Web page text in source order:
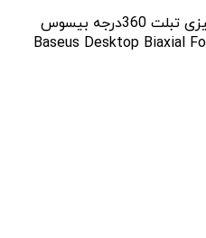
/ هولدر رومیزی تبلت 360درجه بیسوس
Baseus Desktop Biaxial